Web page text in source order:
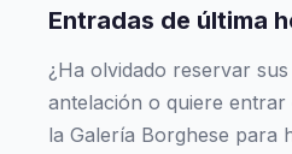
Entradas de última
¿Ha olvidado reservar
antelación o quiere entrar
la Galería Borghese para